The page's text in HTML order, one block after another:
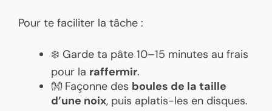
Pour te faciliter la tâche :
❄️ Garde ta pâte 10–15 minutes au frais
pour la raffermir.
👐 Façonne des boules de la taille
d’une noix, puis aplatis-les en disques.